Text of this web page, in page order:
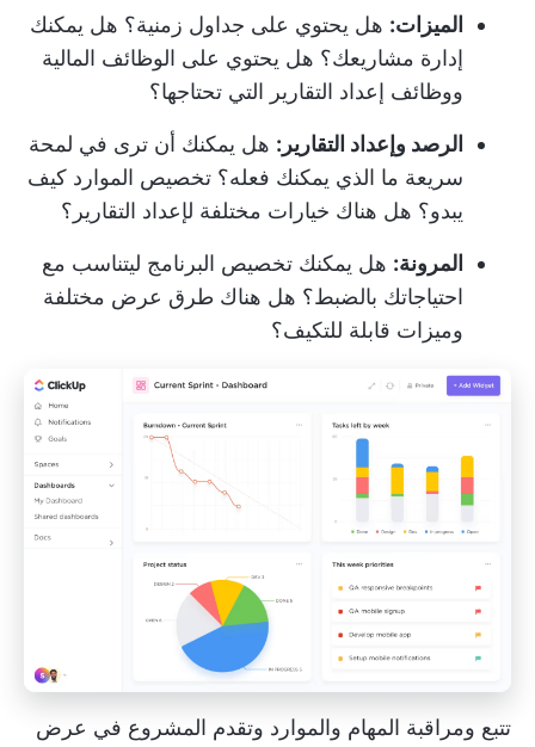
الميزات: هل يحتوي على جداول زمنية؟ هل يمكنك
إدارة مشاريعك؟ هل يحتوي على الوظائف المالية
ووظائف إعداد التقارير التي تحتاجها؟
الرصد وإعداد التقارير: هل يمكنك أن ترى في لمحة
سريعة ما الذي يمكنك فعله؟ تخصيص الموارد كيف
يبدو؟ هل هناك خيارات مختلفة لإعداد التقارير؟
المرونة: هل يمكنك تخصيص البرنامج ليتناسب مع
احتياجاتك بالضبط؟ هل هناك طرق عرض مختلفة
وميزات قابلة للتكيف؟
تتبع ومراقبة المهام والموارد وتقدم المشروع في عرض